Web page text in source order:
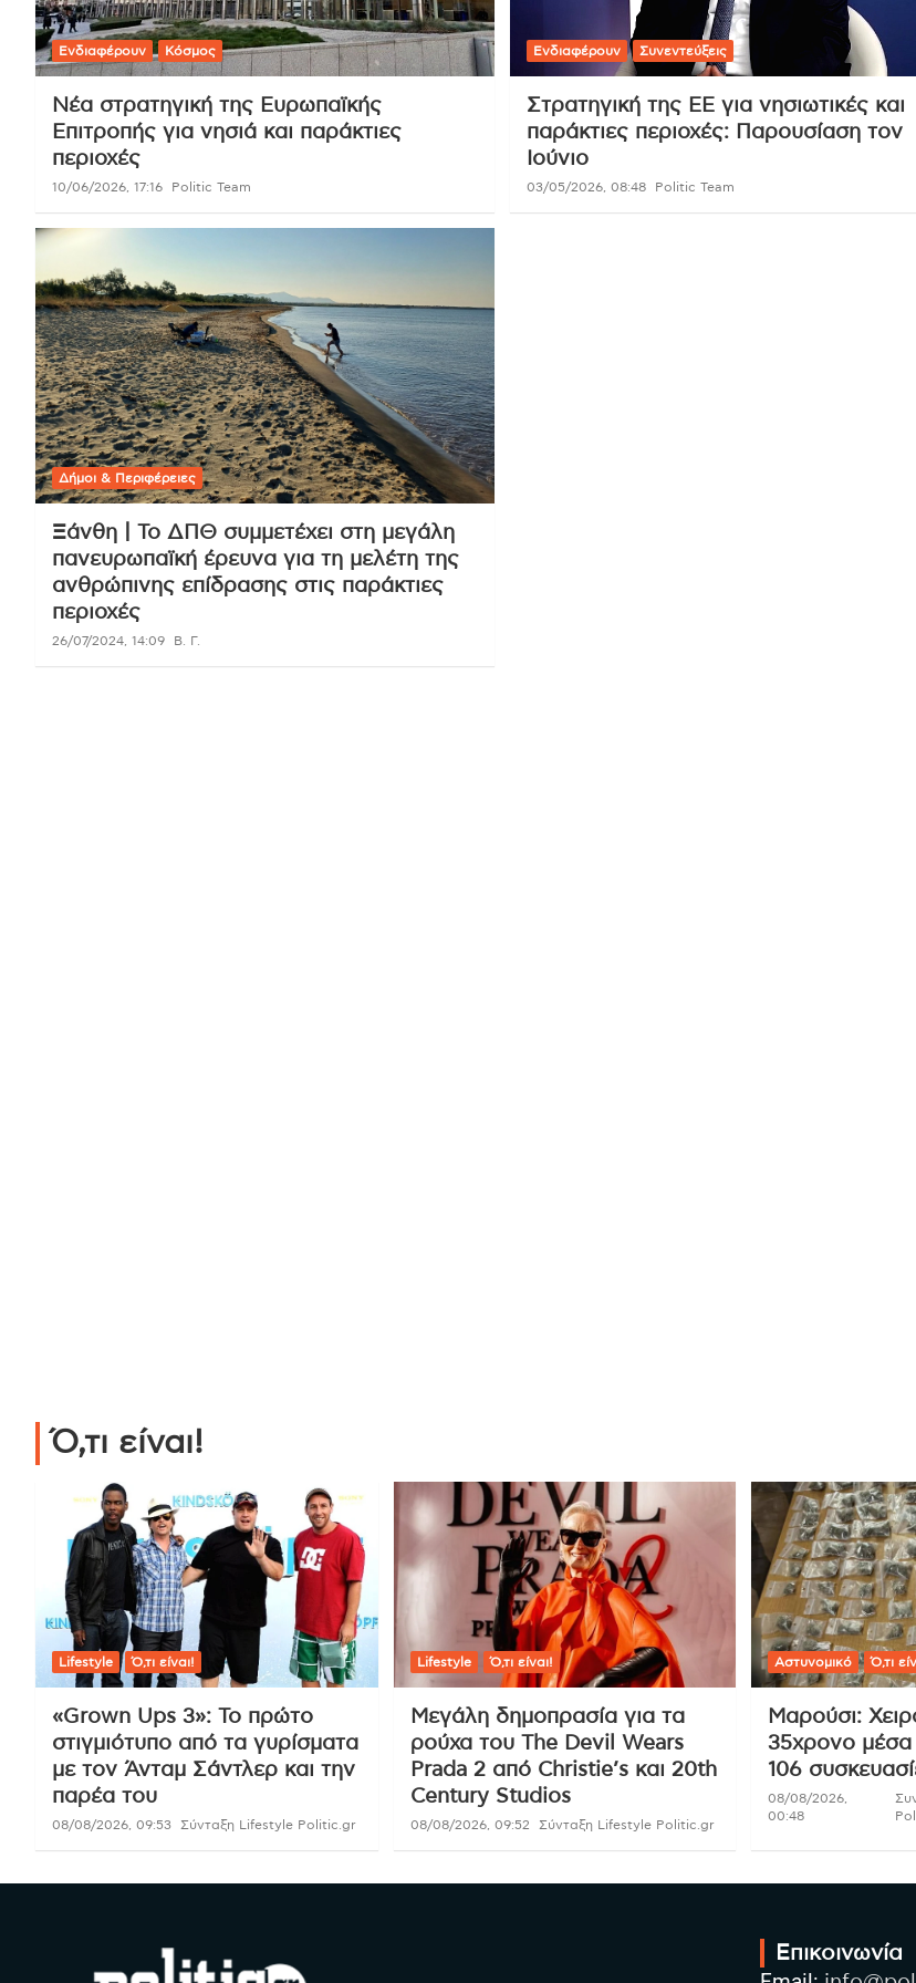
Ενδιαφέρουν Κόσμος
Νέα στρατηγική της Ευρωπαϊκής
Επιτροπής για νησιά και παράκτιες
περιοχές
10/06/2026, 17:16 Politic Team
Ενδιαφέρουν Συνεντεύξεις
Στρατηγική της ΕΕ για νησιωτικές και
παράκτιες περιοχές: Παρουσίαση τον
Ιούνιο
03/05/2026, 08:48 Politic Team
Δήμοι & Περιφέρειες
Ξάνθη | Το ΔΠΘ συμμετέχει στη μεγάλη
πανευρωπαϊκή έρευνα για τη μελέτη της
ανθρώπινης επίδρασης στις παράκτιες
περιοχές
26/07/2024, 14:09 Β. Γ.
Ό,τι είναι!
Lifestyle Ό,τι είναι!
«Grown Ups 3»: Το πρώτο
στιγμιότυπο από τα γυρίσματα
με τον Άνταμ Σάντλερ και την
παρέα του
08/08/2026, 09:53 Σύνταξη Lifestyle Politic.gr
Lifestyle Ό,τι είναι!
Μεγάλη δημοπρασία για τα
ρούχα του The Devil Wears
Prada 2 από Christie’s και 20th
Century Studios
08/08/2026, 09:52 Σύνταξη Lifestyle Politic.gr
Αστυνομικό Ό,τι
Μαρούσι:
35χρονο μέσα
106
08/08/2026,
00:48
Επικοινωνία